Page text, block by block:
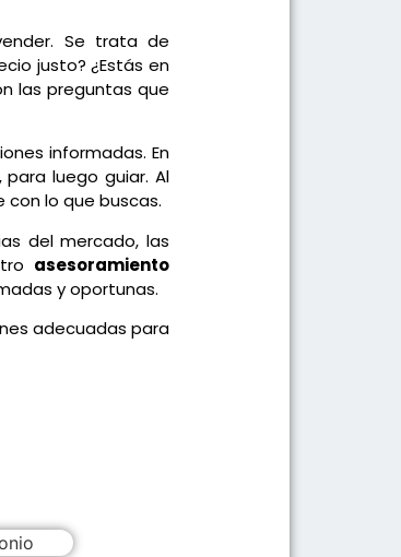
Se trata de
justo? ¿Estás en
las preguntas que
informadas. En
luego guiar. Al
lo que buscas.
del mercado, las
asesoramiento
y oportunas.
adecuadas para